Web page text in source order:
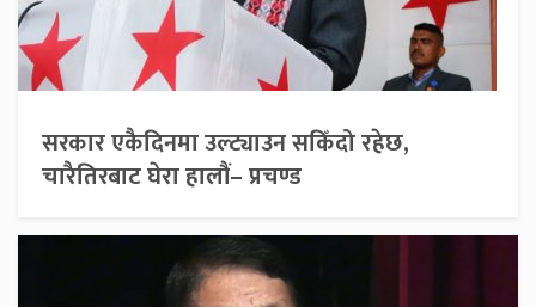
सरकार एकैदिनमा उल्ट्याउन सकिँदो रहेछ,
चारैतिरबाट घेरा हालौं– प्रचण्ड